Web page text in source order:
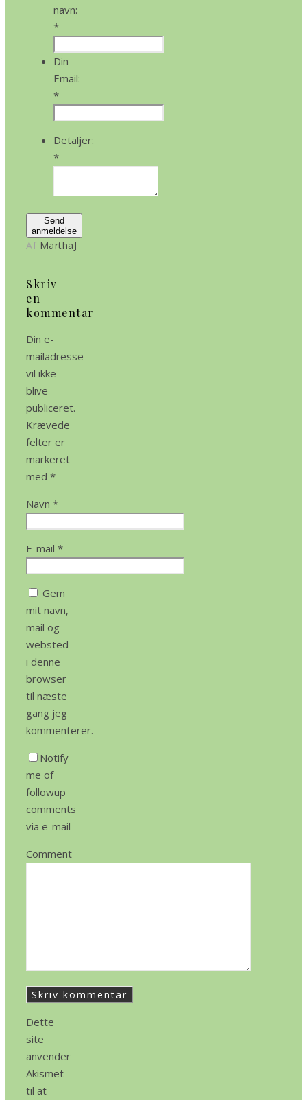
navn:
*
Din
Email:
*
Detaljer:
*
Send
anmeldelse
Af MarthaJ
Skriv
en
kommentar
Din e-
mailadresse
vil ikke
blive
publiceret.
Krævede
felter er
markeret
med *
Navn *
E-mail *
Gem
mit navn,
mail og
websted
i denne
browser
til næste
gang jeg
kommenterer.
Notify
me of
followup
comments
via e-mail
Comment
Dette
site
anvender
Akismet
til at